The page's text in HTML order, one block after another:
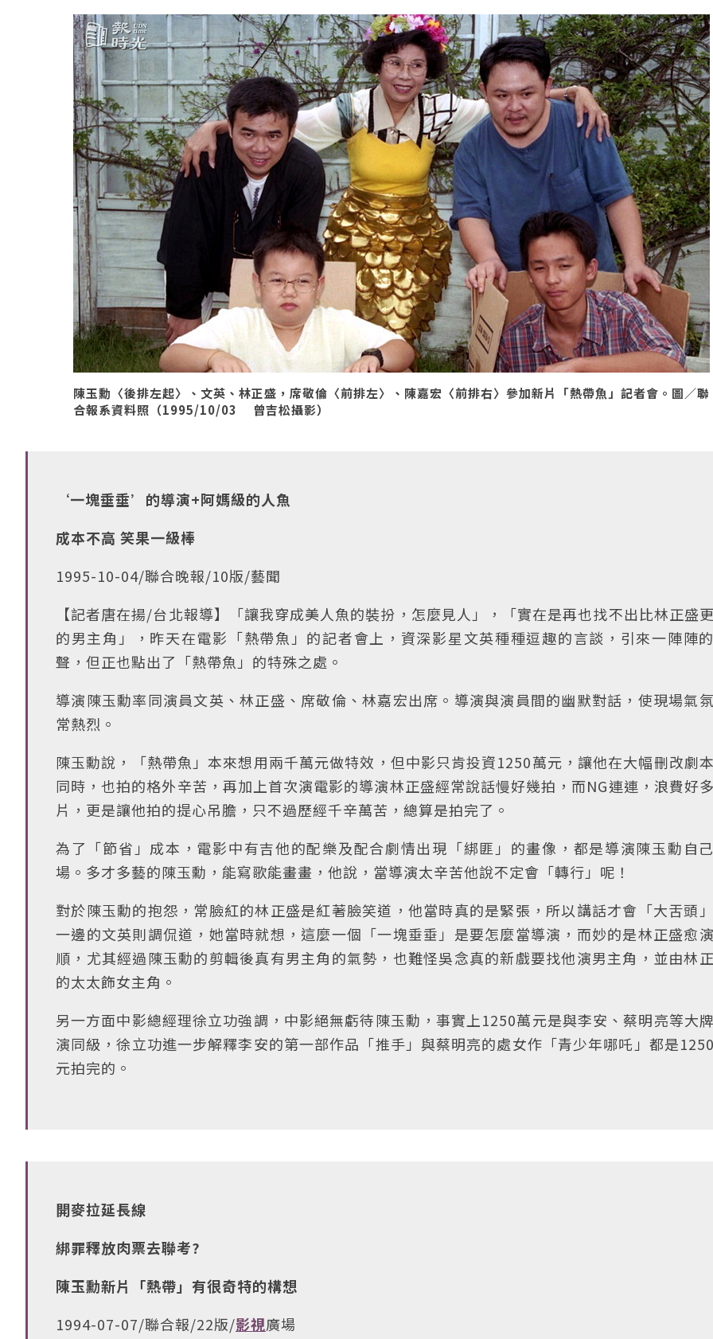
陳玉勳〈後排左起〉、文英、林正盛，席敬倫〈前排左〉、陳嘉宏〈前排右〉參加新片「熱帶魚」記者會。圖／聯
合報系資料照（1995/10/03 曾吉松攝影）
‘一塊垂垂’的導演+阿媽級的人魚
成本不高 笑果一級棒
1995-10-04/聯合晚報/10版/藝聞
【記者唐在揚/台北報導】「讓我穿成美人魚的裝扮，怎麼見人」，「實在是再也找不出比林正盛
的男主角」，昨天在電影「熱帶魚」的記者會上，資深影星文英種種逗趣的言談，引來一陣陣
聲，但正也點出了「熱帶魚」的特殊之處。
導演陳玉勳率同演員文英、林正盛、席敬倫、林嘉宏出席。導演與演員間的幽默對話，使現場氣
常熱烈。
陳玉勳說，「熱帶魚」本來想用兩千萬元做特效，但中影只肯投資1250萬元，讓他在大幅刪改劇
同時，也拍的格外辛苦，再加上首次演電影的導演林正盛經常說話慢好幾拍，而NG連連，浪費好
片，更是讓他拍的提心吊膽，只不過歷經千辛萬苦，總算是拍完了。
為了「節省」成本，電影中有吉他的配樂及配合劇情出現「綁匪」的畫像，都是導演陳玉勳自
場。多才多藝的陳玉勳，能寫歌能畫畫，他說，當導演太辛苦他說不定會「轉行」呢！
對於陳玉勳的抱怨，常臉紅的林正盛是紅著臉笑道，他當時真的是緊張，所以講話才會「大舌頭
一邊的文英則調侃道，她當時就想，這麼一個「一塊垂垂」是要怎麼當導演，而妙的是林正盛愈
順，尤其經過陳玉勳的剪輯後真有男主角的氣勢，也難怪吳念真的新戲要找他演男主角，並由林
的太太飾女主角。
另一方面中影總經理徐立功強調，中影絕無虧待陳玉勳，事實上1250萬元是與李安、蔡明亮等大
演同級，徐立功進一步解釋李安的第一部作品「推手」與蔡明亮的處女作「青少年哪吒」都是
元拍完的。
開麥拉延長線
綁罪釋放肉票去聯考?
陳玉勳新片「熱帶」有很奇特的構想
1994-07-07/聯合報/22版/影視廣場